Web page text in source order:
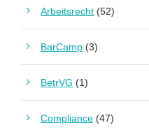
Arbeitsrecht (52)
BarCamp (3)
BetrVG (1)
Compliance (47)